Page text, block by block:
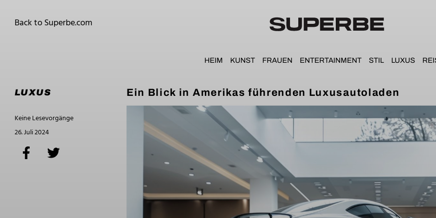
Back to Superbe.com
HEIM KUNST FRAUEN ENTERTAINMENT STIL LUXUS
Ein Blick in Amerikas führenden Luxusautoladen
LUXUS
Keine Lesevorgänge
26. Juli 2024